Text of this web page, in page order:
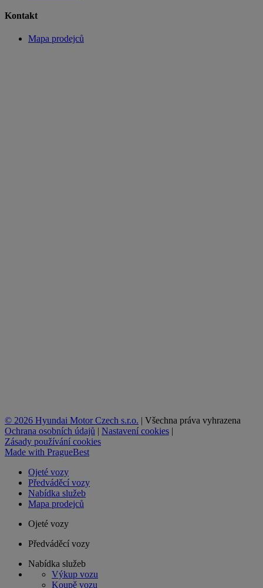
Kontakt
Mapa prodejců
© 2026 Hyundai Motor Czech s.r.o. | Všechna práva vyhrazena
Ochrana osobních údajů | Nastavení cookies |
Zásady používání cookies
Made with PragueBest
Ojeté vozy
Předváděcí vozy
Nabídka služeb
Mapa prodejců
Ojeté vozy
Předváděcí vozy
Nabídka služeb
Výkup vozu
Koupě vozu